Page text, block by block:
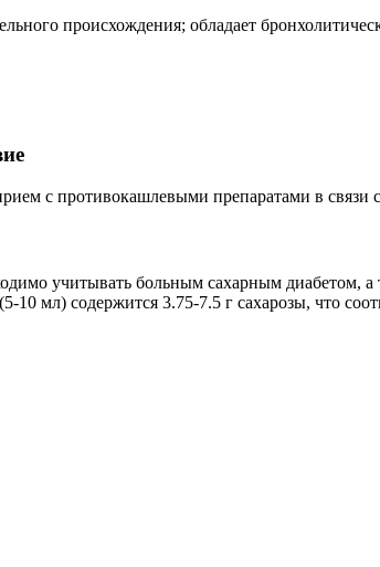
происхождения; обладает
с противокашлевыми препаратами в
учитывать больным сахарным диабетом,
10 мл) содержится 3.75-7.5 г сахарозы, что